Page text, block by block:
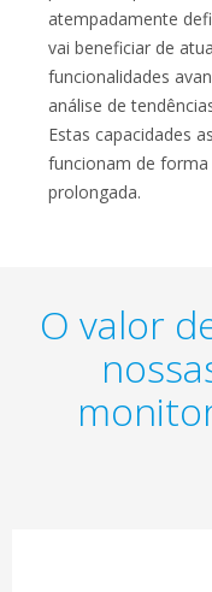
atempadamente
vai beneficiar de
funcionalidades
análise de
Estas capacidades
funcionam de
prolongada.
O valor